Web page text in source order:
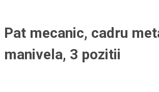
Pat mecanic, cadru
manivela, 3 pozitii